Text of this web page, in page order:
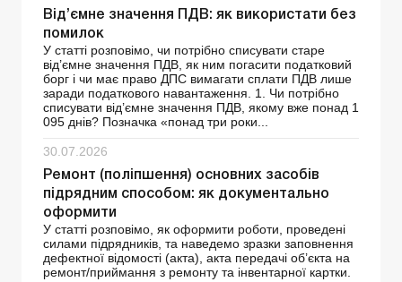
Від’ємне значення ПДВ: як використати без
помилок
У статті розповімо, чи потрібно списувати старе
від’ємне значення ПДВ, як ним погасити податковий
борг і чи має право ДПС вимагати сплати ПДВ лише
заради податкового навантаження. 1. Чи потрібно
списувати від’ємне значення ПДВ, якому вже понад 1
095 днів? Позначка «понад три роки...
30.07.2026
Ремонт (поліпшення) основних засобів
підрядним способом: як документально
оформити
У статті розповімо, як оформити роботи, проведені
силами підрядників, та наведемо зразки заповнення
дефектної відомості (акта), акта передачі об’єкта на
ремонт/приймання з ремонту та інвентарної картки.